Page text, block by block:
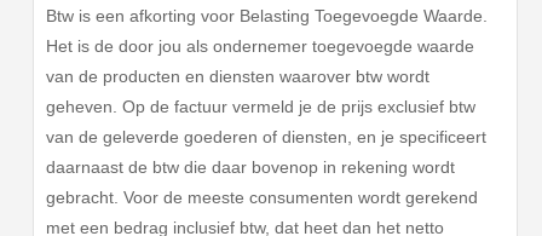
Btw is een afkorting voor Belasting Toegevoegde Waarde.
Het is de door jou als ondernemer toegevoegde waarde
van de producten en diensten waarover btw wordt
geheven. Op de factuur vermeld je de prijs exclusief btw
van de geleverde goederen of diensten, en je specificeert
daarnaast de btw die daar bovenop in rekening wordt
gebracht. Voor de meeste consumenten wordt gerekend
met een bedrag inclusief btw, dat heet dan het netto